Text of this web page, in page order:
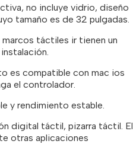
no incluye vidrio, diseño
tamaño es de 32 pulgadas.
táctiles ir tienen un
es compatible con mac ios
el controlador.
y rendimiento estable.
digital táctil, pizarra táctil. El
otras aplicaciones